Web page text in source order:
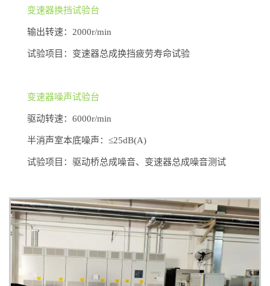
变速器换挡试验台
输出转速：2000r/min
试验项目：变速器总成换挡疲劳寿命试验
变速器噪声试验台
驱动转速：6000r/min
半消声室本底噪声：≤25dB(A)
试验项目：驱动桥总成噪音、变速器总成噪音测试